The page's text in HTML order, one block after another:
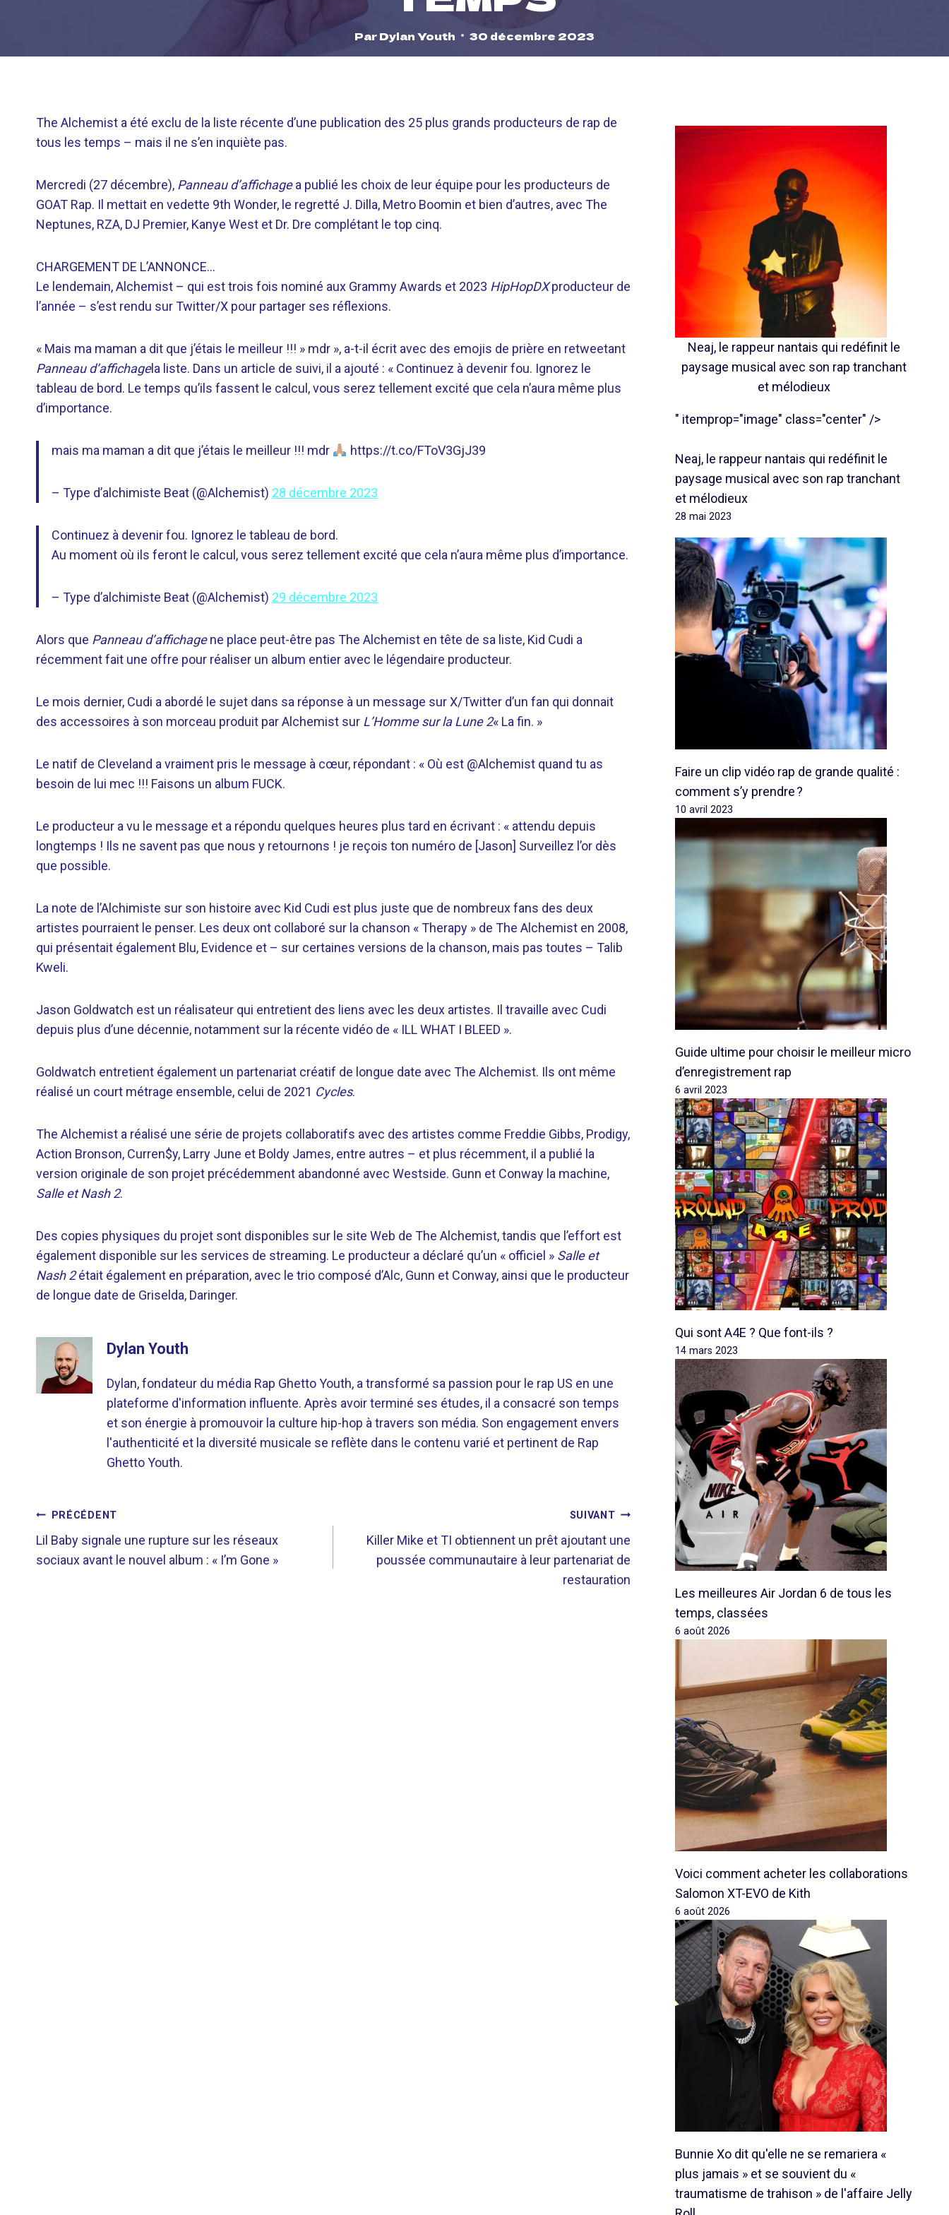
ParDylan Youth 30 décembre 2023
The Alchemist a été exclu de la liste récente d’une publication des 25 plus grands producteurs de rap de
tous les temps – mais il ne s’en inquiète pas.
Mercredi (27 décembre), Panneau d’affichagea publié les choix de leur équipe pour les producteurs de
GOAT Rap. Il mettait en vedette 9th Wonder, le regretté J. Dilla, Metro Boomin et bien d’autres, avec The
Neptunes, RZA, DJ Premier, Kanye West et Dr. Dre complétant le top cinq.
CHARGEMENT DE L’ANNONCE…
Le lendemain, Alchemist – qui est trois fois nominé aux Grammy Awards et 2023 HipHopDXproducteur de
l’année – s’est rendu sur Twitter/X pour partager ses réflexions.
« Mais ma maman a dit que j’étais le meilleur !!! » mdr », a-t-il écrit avec des emojis de prière en retweetant
Panneau d’affichagela liste. Dans un article de suivi, il a ajouté : « Continuez à devenir fou. Ignorez le
tableau de bord. Le temps qu’ils fassent le calcul, vous serez tellement excité que cela n’aura même plus
d’importance.
mais ma maman a dit que j’étais le meilleur !!! mdr https://t.co/FToV3GjJ39
– Type d’alchimiste Beat (@Alchemist) 28 décembre 2023
Continuez à devenir fou. Ignorez le tableau de bord.
Au moment où ils feront le calcul, vous serez tellement excité que cela n’aura même plus d’importance.
– Type d’alchimiste Beat (@Alchemist) 29 décembre 2023
Alors que Panneau d’affichagene place peut-être pas The Alchemist en tête de sa liste, Kid Cudi a
récemment fait une offre pour réaliser un album entier avec le légendaire producteur.
Le mois dernier, Cudi a abordé le sujet dans sa réponse à un message sur X/Twitter d’un fan qui donnait
des accessoires à son morceau produit par Alchemist sur L’Homme sur la Lune 2« La fin. »
Le natif de Cleveland a vraiment pris le message à cœur, répondant : « Où est @Alchemist quand tu as
besoin de lui mec !!! Faisons un album FUCK.
Le producteur a vu le message et a répondu quelques heures plus tard en écrivant : « attendu depuis
longtemps ! Ils ne savent pas que nous y retournons ! je reçois ton numéro de [Jason] Surveillez l’or dès
que possible.
La note de l’Alchimiste sur son histoire avec Kid Cudi est plus juste que de nombreux fans des deux
artistes pourraient le penser. Les deux ont collaboré sur la chanson « Therapy » de The Alchemist en 2008,
qui présentait également Blu, Evidence et – sur certaines versions de la chanson, mais pas toutes – Talib
Kweli.
Jason Goldwatch est un réalisateur qui entretient des liens avec les deux artistes. Il travaille avec Cudi
depuis plus d’une décennie, notamment sur la récente vidéo de « ILL WHAT I BLEED ».
Goldwatch entretient également un partenariat créatif de longue date avec The Alchemist. Ils ont même
réalisé un court métrage ensemble, celui de 2021 Cycles.
The Alchemist a réalisé une série de projets collaboratifs avec des artistes comme Freddie Gibbs, Prodigy,
Action Bronson, Curren$y, Larry June et Boldy James, entre autres – et plus récemment, il a publié la
version originale de son projet précédemment abandonné avec Westside. Gunn et Conway la machine,
Salle et Nash 2.
Des copies physiques du projet sont disponibles sur le site Web de The Alchemist, tandis que l’effort est
également disponible sur les services de streaming. Le producteur a déclaré qu’un « officiel » Salle et
Nash 2était également en préparation, avec le trio composé d’Alc, Gunn et Conway, ainsi que le producteur
de longue date de Griselda, Daringer.
Dylan Youth
Dylan, fondateur du média Rap Ghetto Youth, a transformé sa passion pour le rap US en une
plateforme d'information influente. Après avoir terminé ses études, il a consacré son temps
et son énergie à promouvoir la culture hip-hop à travers son média. Son engagement envers
l'authenticité et la diversité musicale se reflète dans le contenu varié et pertinent de Rap
Ghetto Youth.
NAVIGATION
DE
PRÉCÉDENT
Lil Baby signale une rupture sur les réseaux
sociaux avant le nouvel album : « I’m Gone »
SUIVANT
Killer Mike et TI obtiennent un prêt ajoutant une
poussée communautaire à leur partenariat de
restauration
Neaj, le rappeur nantais qui redéfinit le
paysage musical avec son rap tranchant
et mélodieux
" itemprop="image" class="center" />
Neaj, le rappeur nantais qui redéfinit le
paysage musical avec son rap tranchant
et mélodieux
28 mai 2023
Faire un clip vidéo rap de grande qualité :
comment s’y prendre ?
10 avril 2023
Guide ultime pour choisir le meilleur micro
d’enregistrement rap
6 avril 2023
Qui sont A4E ? Que font-ils ?
14 mars 2023
Les meilleures Air Jordan 6 de tous les
temps, classées
6 août 2026
Voici comment acheter les collaborations
Salomon XT-EVO de Kith
6 août 2026
Bunnie Xo dit qu'elle ne se remariera «
plus jamais » et se souvient du «
traumatisme de trahison » de l'affaire Jelly